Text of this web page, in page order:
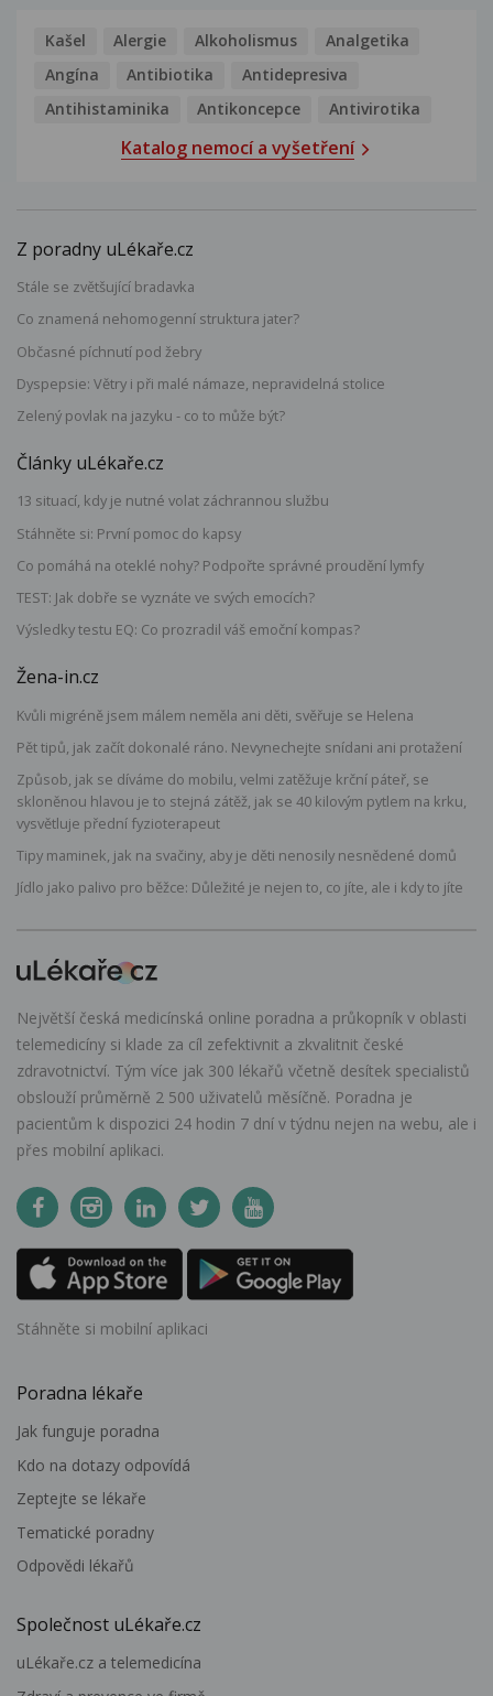
Kašel Alergie Alkoholismus
Analgetika
Angína
Antibiotika
Antidepresiva
Antihistaminika
Antikoncepce Antivirotika
Katalog nemocí a vyšetření
Z poradny uLékaře.cz
Stále se zvětšující bradavka
Co znamená nehomogenní struktura jater?
Občasné píchnutí pod žebry
Dyspepsie: Větry i při malé námaze, nepravidelná stolice
Zelený povlak na jazyku - co to může být?
Články uLékaře.cz
13 situací, kdy je nutné volat záchrannou službu
Stáhněte si: První pomoc do kapsy
Co pomáhá na oteklé nohy? Podpořte správné proudění lymfy
TEST: Jak dobře se vyznáte ve svých emocích?
Výsledky testu EQ: Co prozradil váš emoční kompas?
Žena-in.cz
Kvůli migréně jsem málem neměla ani děti, svěřuje se Helena
Pět tipů, jak začít dokonalé ráno. Nevynechejte snídani ani protažení
Způsob, jak se díváme do mobilu, velmi zatěžuje krční páteř, se
skloněnou hlavou je to stejná zátěž, jak se 40 kilovým pytlem na krku,
vysvětluje přední fyzioterapeut
Tipy maminek, jak na svačiny, aby je děti nenosily nesnědené domů
Jídlo jako palivo pro běžce: Důležité je nejen to, co jíte, ale i kdy to jíte
Největší česká medicínská online poradna a průkopník v oblasti
telemedicíny si klade za cíl zefektivnit a zkvalitnit české
zdravotnictví. Tým více jak 300 lékařů včetně desítek specialistů
obslouží průměrně 2 500 uživatelů měsíčně. Poradna je
pacientům k dispozici 24 hodin 7 dní v týdnu nejen na webu, ale i
přes mobilní aplikaci.
Stáhněte si mobilní aplikaci
Poradna lékaře
Jak funguje poradna
Kdo na dotazy odpovídá
Zeptejte se lékaře
Tematické poradny
Odpovědi lékařů
Společnost uLékaře.cz
uLékaře.cz a telemedicína